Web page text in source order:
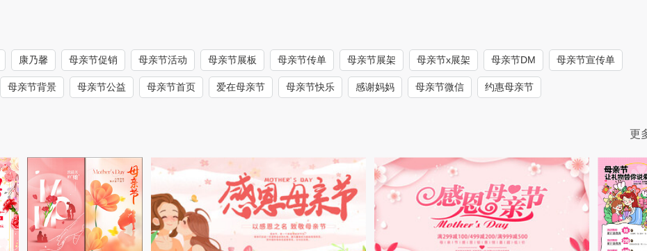
康乃馨 母亲节促销 母亲节活动 母亲节展板 母亲节传单 母亲节展架 母亲节x展架 母亲节DM 母亲节宣传单
母亲节背景 母亲节公益 母亲节首页 爱在母亲节 母亲节快乐 感谢妈妈 母亲节微信 约惠母亲节
更